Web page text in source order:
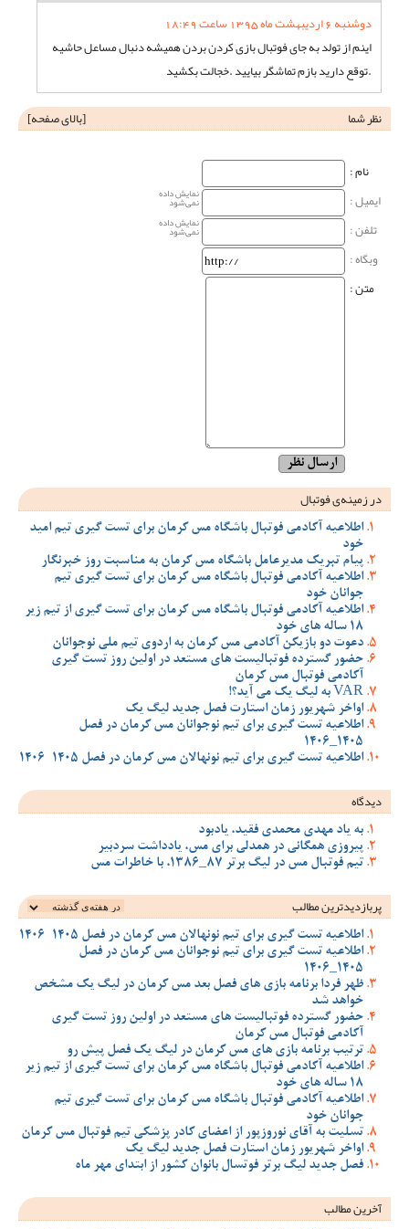
دوشنبه 6 اردیبهشت ماه 1395 ساعت 18:49
اینم از تولد به جای فوتبال بازی کردن بردن همیشه دنبال مساعل حاشیه
.توقع دارید بازم تماشگر بیایید .خجالت بکشید
نظر شما
[بالای صفحه]
نام‌ :
ایمیل :
نمایش داده
نمی‌شود
تلفن : نمایش داده
نمی‌شود
وبگاه‌ :
متن :
در زمینه‌ی فوتبال
اطلاعیه آکادمی فوتبال باشگاه مس کرمان برای تست گیری تیم امید
خود
پیام تبریک مدیرعامل باشگاه مس کرمان به مناسبت روز خبرنگار
اطلاعیه آکادمی فوتبال باشگاه مس کرمان برای تست گیری تیم
جوانان خود
اطلاعیه آکادمی فوتبال باشگاه مس کرمان برای تست گیری از تیم زیر
18 ساله های خود
دعوت دو بازیکن آکادمی مس کرمان به اردوی تیم ملی نوجوانان
حضور گسترده فوتبالیست های مستعد در اولین روز تست گیری
آکادمی فوتبال مس کرمان
VAR به لیگ یک می آید؟!
اواخر شهریور زمان استارت فصل جدید لیگ یک
اطلاعیه تست گیری برای تیم نوجوانان مس کرمان در فصل
1405_1406
اطلاعیه تست گیری برای تیم نونهالان مس کرمان در فصل 1405-1406
دیدگاه
به یاد مهدی محمدی فقید، یادبود
پیروزی همگانی در همدلی برای مس، یادداشت سردبیر
تیم فوتبال مس در لیگ برتر 87_1386، با خاطرات مس
پربازدیدترین‌ مطالب
اطلاعیه تست گیری برای تیم نونهالان مس کرمان در فصل 1405-1406
اطلاعیه تست گیری برای تیم نوجوانان مس کرمان در فصل
1405_1406
ظهر فردا برنامه بازی های فصل بعد مس کرمان در لیگ یک مشخص
خواهد شد
حضور گسترده فوتبالیست های مستعد در اولین روز تست گیری
آکادمی فوتبال مس کرمان
ترتیب برنامه بازی های مس کرمان در لیگ یک فصل پیش رو
اطلاعیه آکادمی فوتبال باشگاه مس کرمان برای تست گیری از تیم زیر
18 ساله های خود
اطلاعیه آکادمی فوتبال باشگاه مس کرمان برای تست گیری تیم
جوانان خود
تسلیت به آقای نوروزپور از اعضای کادر پزشکی تیم فوتبال مس کرمان
اواخر شهریور زمان استارت فصل جدید لیگ یک
فصل جدید لیگ برتر فوتسال بانوان کشور از ابتدای مهر ماه
آخرین مطالب